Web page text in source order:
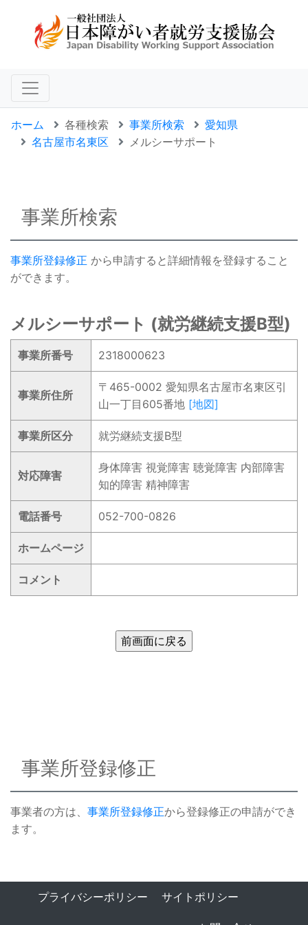
ホーム 各種検索 事業所検索
愛知県
名古屋市名東区
メルシーサポート
事業所検索
事業所登録修正 から申請すると詳細情報を登録すること
ができます。
メルシーサポート (就労継続支援B型)
事業所番号 2318000623
事業所住所
〒465-0002 愛知県名古屋市名東区引
山一丁目605番地 [地図]
事業所区分 就労継続支援B型
対応障害
身体障害 視覚障害 聴覚障害 内部障害
知的障害 精神障害
電話番号 052-700-0826
ホームページ
コメント
事業所登録修正
事業者の方は、 事業所登録修正から登録修正の申請ができ
ます。
プライバシーポリシー サイトポリシー